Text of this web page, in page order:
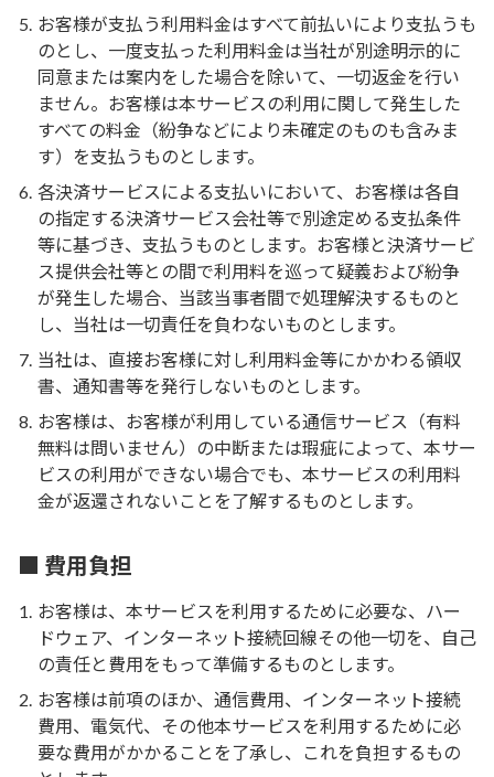
お客様が支払う利用料金はすべて前払いにより支払うも
のとし、一度支払った利用料金は当社が別途明示的に
同意または案内をした場合を除いて、一切返金を行い
ません。お客様は本サービスの利用に関して発生した
すべての料金（紛争などにより未確定のものも含みま
す）を支払うものとします。
各決済サービスによる支払いにおいて、お客様は各自
の指定する決済サービス会社等で別途定める支払条件
等に基づき、支払うものとします。お客様と決済サービ
ス提供会社等との間で利用料を巡って疑義および紛争
が発生した場合、当該当事者間で処理解決するものと
し、当社は一切責任を負わないものとします。
当社は、直接お客様に対し利用料金等にかかわる領収
書、通知書等を発行しないものとします。
お客様は、お客様が利用している通信サービス（有料
無料は問いません）の中断または瑕疵によって、本サー
ビスの利用ができない場合でも、本サービスの利用料
金が返還されないことを了解するものとします。
■ 費用負担
お客様は、本サービスを利用するために必要な、ハー
ドウェア、インターネット接続回線その他一切を、自己
の責任と費用をもって準備するものとします。
お客様は前項のほか、通信費用、インターネット接続
費用、電気代、その他本サービスを利用するために必
要な費用がかかることを了承し、これを負担するもの